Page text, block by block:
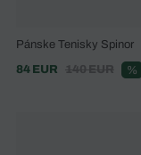
Pánske Tenisky Spinor
84 EUR
140 EUR %